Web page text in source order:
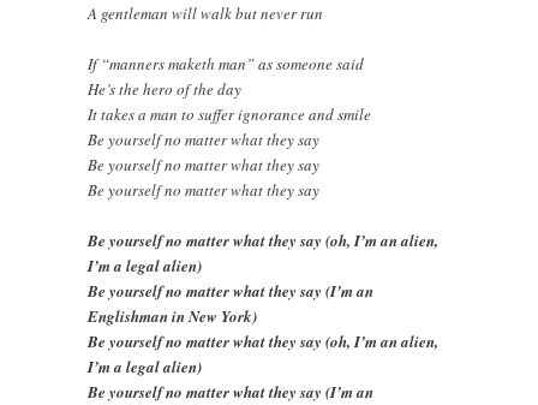
A gentleman will walk but never run
If “manners maketh man” as someone said
He’s the hero of the day
It takes a man to suffer ignorance and smile
Be yourself no matter what they say
Be yourself no matter what they say
Be yourself no matter what they say
Be yourself no matter what they say (oh, I’m an alien,
I’m a legal alien)
Be yourself no matter what they say (I’m an
Englishman in New York)
Be yourself no matter what they say (oh, I’m an alien,
I’m a legal alien)
Be yourself no matter what they say (I’m an